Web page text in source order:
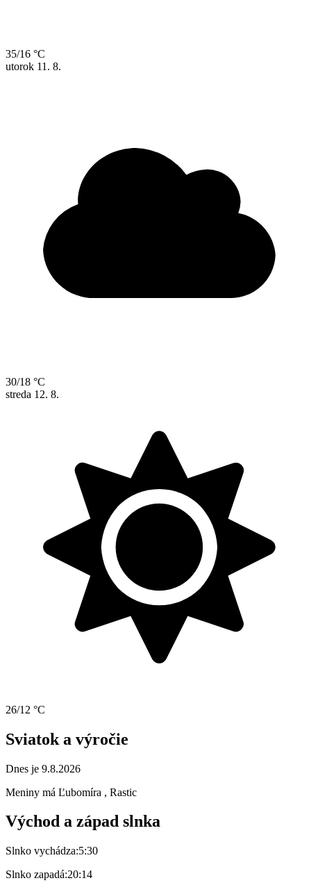
35/16 °C
utorok 11. 8.
30/18 °C
streda 12. 8.
26/12 °C
Sviatok a výročie
Dnes je 9.8.2026
Meniny má Ľubomíra , Rastic
Východ a západ slnka
Slnko vychádza:5:30
Slnko zapadá:20:14